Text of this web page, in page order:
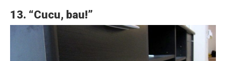
13. “Cucu, bau!”